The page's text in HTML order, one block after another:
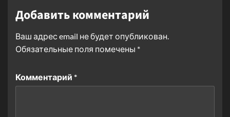
Добавить комментарий
Ваш адрес email не будет опубликован.
Обязательные поля помечены *
Комментарий *